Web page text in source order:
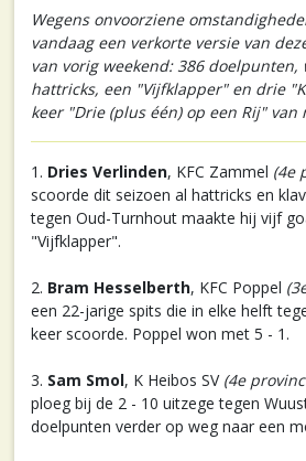
Wegens onvoorziene
vandaag een verkorte versie van
van vorig weekend: 386 doelpunten,
hattricks, een "Vijfklapper" en drie
keer "Drie (plus één) op een Rij" van
1. Dries Verlinden, KFC Zammel (4e
scoorde dit seizoen al hattricks en
tegen Oud-Turnhout maakte hij vijf
"Vijfklapper".
2. Bram Hesselberth, KFC Poppel
een 22-jarige spits die in elke helft
keer scoorde. Poppel won met 5 - 1.
3. Sam Smol, K Heibos SV (4e
ploeg bij de 2 - 10 uitzege tegen
doelpunten verder op weg naar een